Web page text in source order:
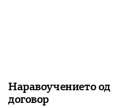
Наравоучението
договор